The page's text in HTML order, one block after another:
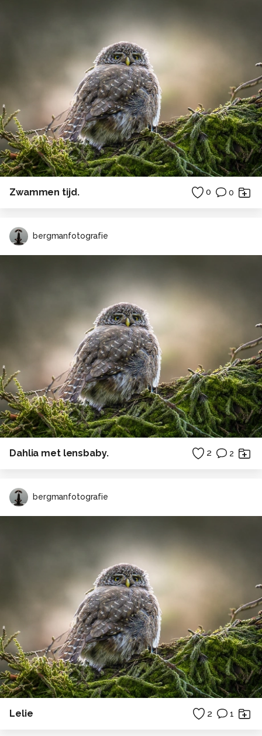
Zwammen tijd. 0 0
bergmanfotografie
Dahlia met lensbaby. 2 2
bergmanfotografie
Lelie 2 1